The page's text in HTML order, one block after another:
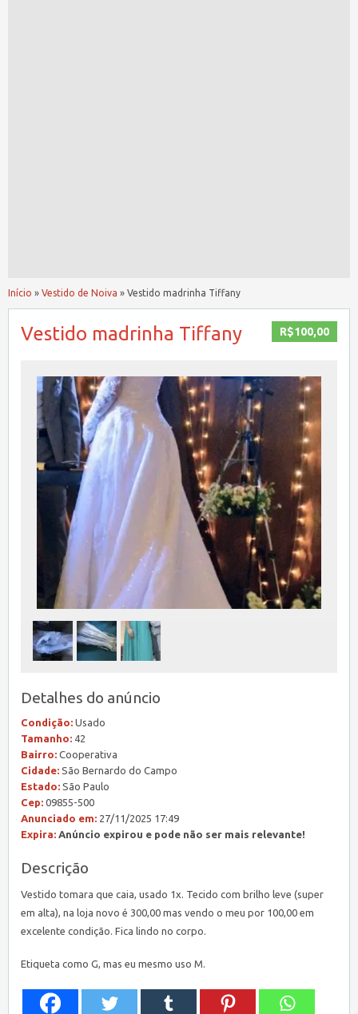
Início » Vestido de Noiva » Vestido madrinha Tiffany
R$100,00
Vestido madrinha Tiffany
Detalhes do anúncio
Condição: Usado
Tamanho: 42
Bairro: Cooperativa
Cidade: São Bernardo do Campo
Estado: São Paulo
Cep: 09855-500
Anunciado em: 27/11/2025 17:49
Expira: Anúncio expirou e pode não ser mais relevante!
Descrição
Vestido tomara que caia, usado 1x. Tecido com brilho leve (super
em alta), na loja novo é 300,00 mas vendo o meu por 100,00 em
excelente condição. Fica lindo no corpo.
Etiqueta como G, mas eu mesmo uso M.